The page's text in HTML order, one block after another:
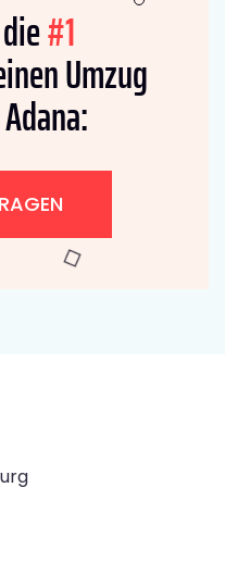
#1
Umzug